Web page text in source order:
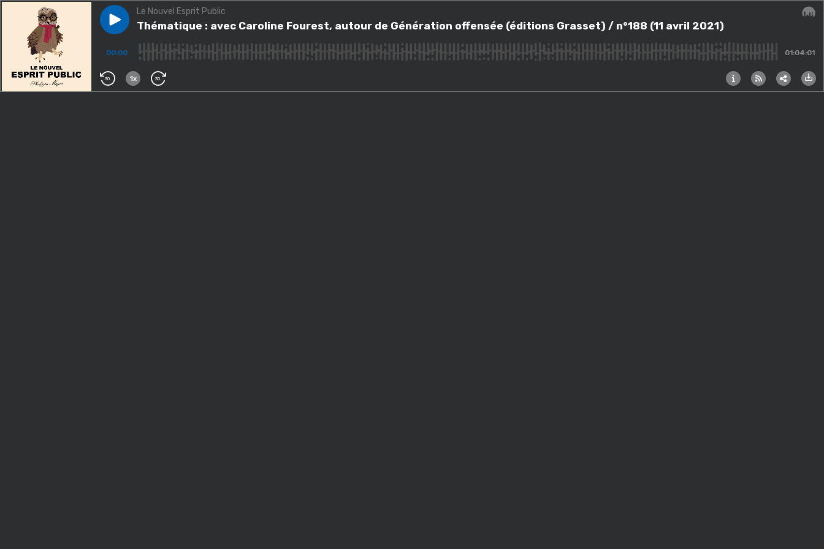
Play episodeThématique : avec Caroline Fourest, autour de Génération offensée (éditions Grasset) / n°188 (11 avril 2021)
Le Nouvel Esprit Public
Thématique : avec Caroline Fourest, autour de Génération offensée (éditions Grasset) / n°188 (11 avril 2021)
00:00 01:04:01
30 1x 30